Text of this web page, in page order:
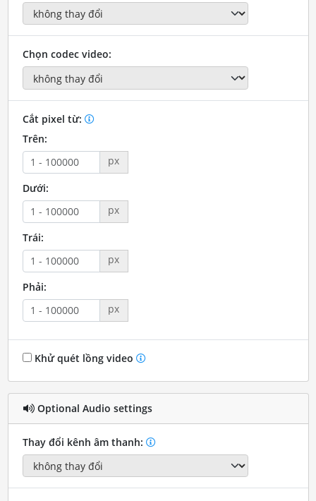
Chọn codec video:
Cắt pixel từ:
Trên:
px
Dưới:
px
Trái:
px
Phải:
px
Khử quét lồng video
Optional Audio settings
Thay đổi kênh âm thanh: